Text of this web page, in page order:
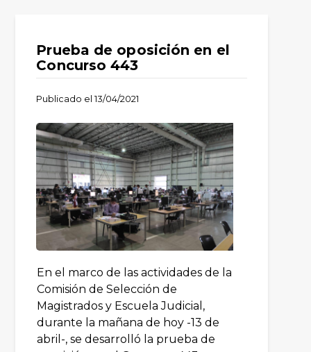
Prueba de oposición en el
Concurso 443
Publicado el13/04/2021
En el marco de las actividades de la
Comisión de Selección de
Magistrados y Escuela Judicial,
durante la mañana de hoy -13 de
abril-, se desarrolló la prueba de